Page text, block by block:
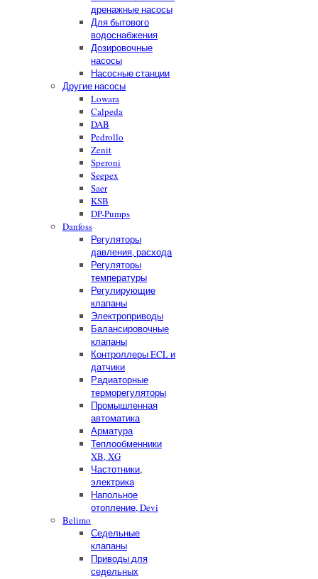
дренажные насосы
Для бытового
водоснабжения
Дозировочные
насосы
Насосные станции
Другие насосы
Lowara
Calpeda
DAB
Pedrollo
Zenit
Speroni
Seepex
Saer
KSB
DP-Pumps
Danfoss
Регуляторы
давления, расхода
Регуляторы
температуры
Регулирующие
клапаны
Электроприводы
Балансировочные
клапаны
Контроллеры ECL и
датчики
Радиаторные
терморегуляторы
Промышленная
автоматика
Арматура
Теплообменники
XB, XG
Частотники,
электрика
Напольное
отопление, Devi
Belimo
Седельные
клапаны
Приводы для
седельных